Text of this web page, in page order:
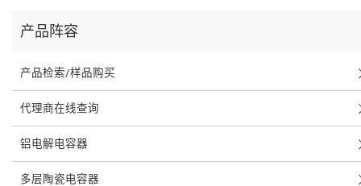
产品阵容
产品检索/样品购买
代理商在线查询
铝电解电容器
多层陶瓷电容器